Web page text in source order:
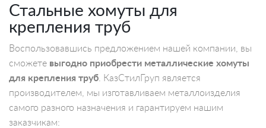
Стальные хомуты для
крепления труб
Воспользовавшись предложением нашей компании, вы
сможете выгодно приобрести металлические хомуты
для крепления труб . КазСтилГруп является
производителем, мы изготавливаем металлоизделия
самого разного назначения и гарантируем нашим
заказчикам: